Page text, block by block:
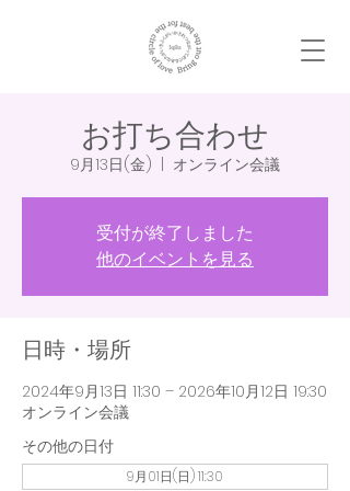
お打ち合わせ
9月13日(金) オンライン会議
受付が終了しました
他のイベントを見る
日時・場所
2024年9月13日 11:30 – 2026年10月12日 19:30
オンライン会議
その他の日付
9月01日(日) 11:30